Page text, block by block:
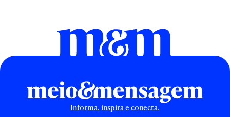
Informa, inspira e conecta.